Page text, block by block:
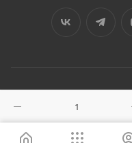
2016 - 2026
Запрещено использовать контент без